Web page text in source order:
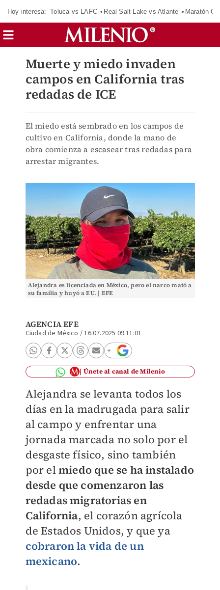
Hoy interesa: Toluca vs LAFC Real Salt Lake vs Atlante Maratón
Muerte y miedo invaden
campos en California tras
redadas de ICE
El miedo está sembrado en los campos de
cultivo en California, donde la mano de
obra comienza a escasear tras redadas para
arrestar migrantes.
Alejandra es licenciada en México, pero el narco mató a
su familia y huyó a EU. | EFE
AGENCIA EFE
Ciudad de México /16.07.2025 09:11:01
Únete al canal de Milenio
Alejandra se levanta todos los
días en la madrugada para salir
al campo y enfrentar una
jornada marcada no solo por el
desgaste físico, sino también
por elmiedo que se ha instalado
desde que comenzaron las
redadas migratorias en
California, el corazón agrícola
de Estados Unidos, y que ya
cobraron la vida de un
mexicano.